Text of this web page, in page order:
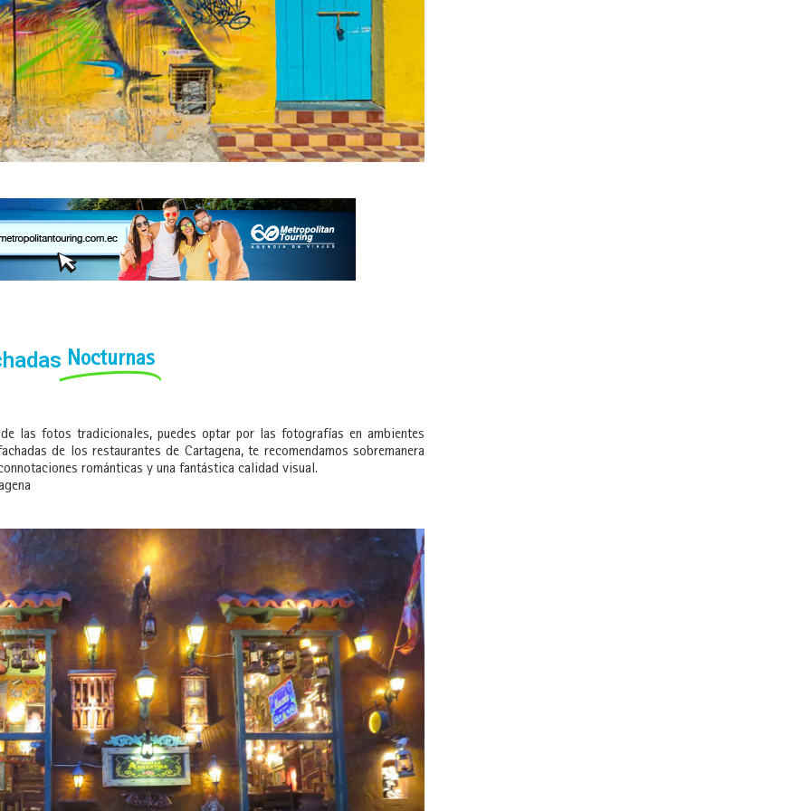
Nocturnas
las fotos tradicionales, puedes optar por las fotografías en ambientes
de los restaurantes de Cartagena, te recomendamos sobremanera
románticas y una fantástica calidad visual.